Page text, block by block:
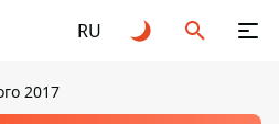
RU
2017